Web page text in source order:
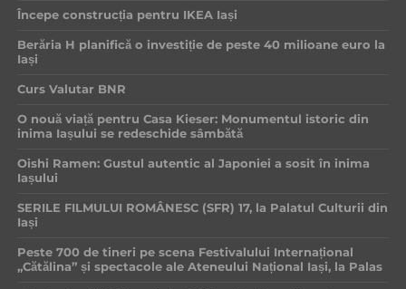
Începe construcția pentru IKEA Iași
Berăria H planifică o investiție de peste 40 milioane euro la
Iași
Curs Valutar BNR
O nouă viață pentru Casa Kieser: Monumentul istoric din
inima Iașului se redeschide sâmbătă
Oishi Ramen: Gustul autentic al Japoniei a sosit în inima
Iașului
SERILE FILMULUI ROMÂNESC (SFR) 17, la Palatul Culturii din
Iași
Peste 700 de tineri pe scena Festivalului Internațional
„Cătălina” și spectacole ale Ateneului Național Iași, la Palas